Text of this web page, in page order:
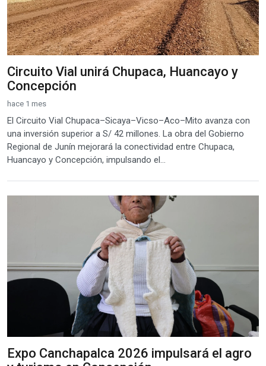
Circuito Vial unirá Chupaca, Huancayo y
Concepción
hace 1 mes
El Circuito Vial Chupaca–Sicaya–Vicso–Aco–Mito avanza con
una inversión superior a S/ 42 millones. La obra del Gobierno
Regional de Junín mejorará la conectividad entre Chupaca,
Huancayo y Concepción, impulsando el...
Expo Canchapalca 2026 impulsará el agro